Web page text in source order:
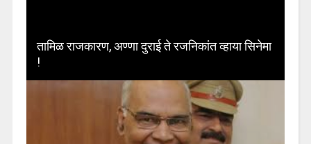
तामिळ राजकारण, अण्णा दुराई ते रजनिकांत व्हाया सिनेमा
!